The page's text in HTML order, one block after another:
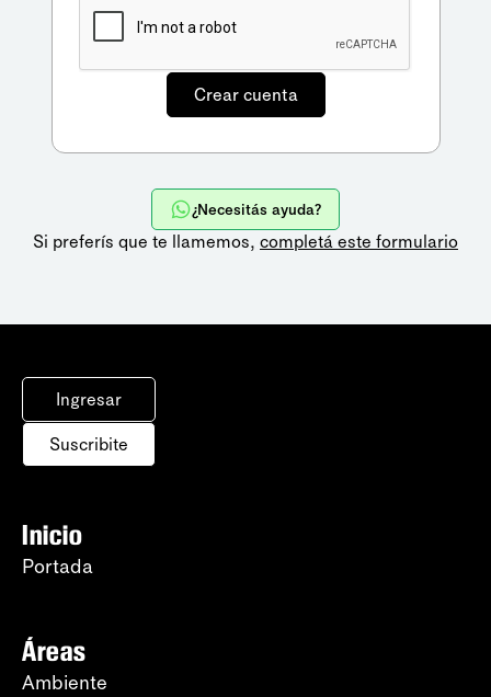
¿Necesitás ayuda?
Si preferís que te llamemos, completá este formulario
Ingresar
Suscribite
Inicio
Portada
Áreas
Ambiente